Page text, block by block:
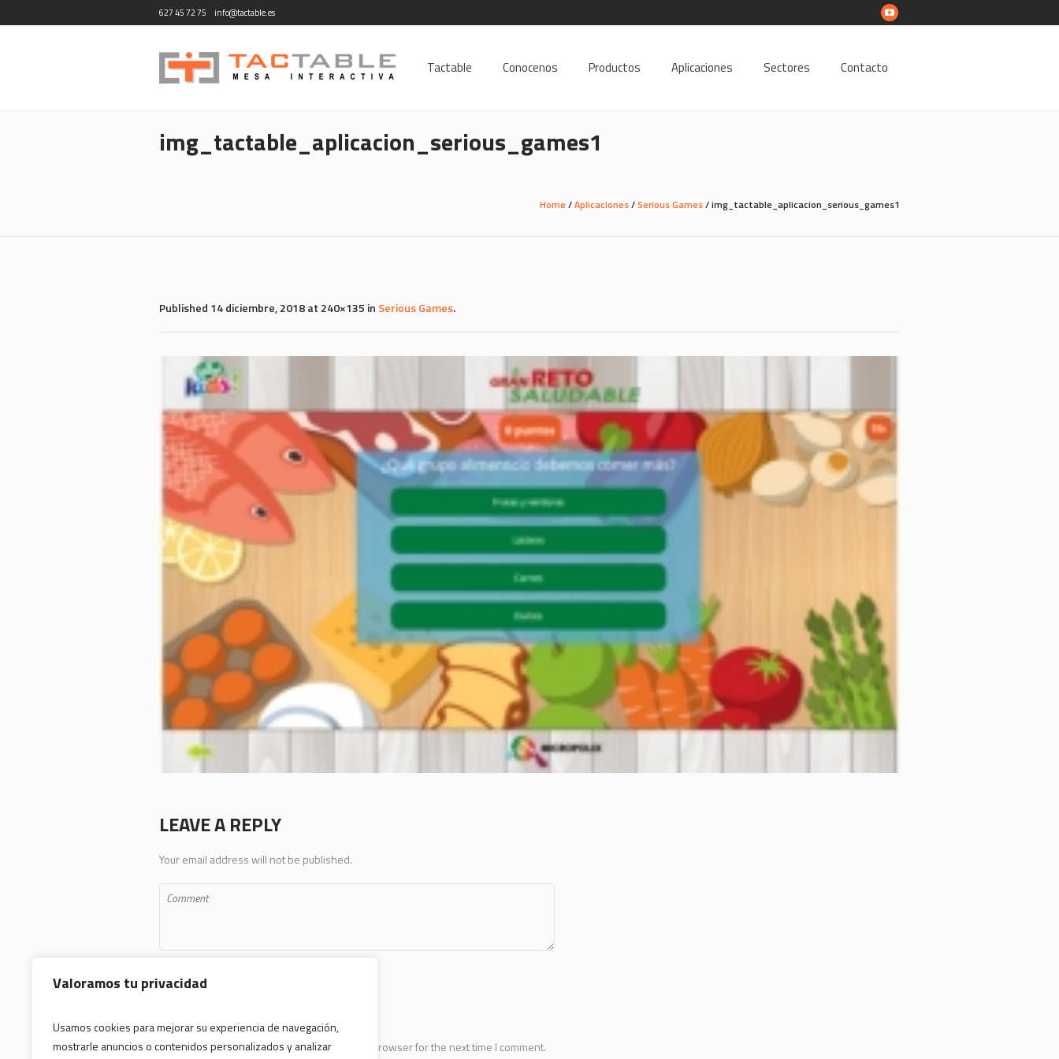
Valoramos tu privacidad
Usamos cookies para mejorar su experiencia de navegación,
mostrarle anuncios o contenidos personalizados y analizar
627 45 72 75 info@tactable.es
Tactable Conocenos Productos Aplicaciones Sectores Contacto
img_tactable_aplicacion_serious_games1
Home /Aplicaciones/Serious Games/img_tactable_aplicacion_serious_games1
Published 14 diciembre, 2018at 240×135 in Serious Games.
LEAVE A REPLY
Your email address will not be published.
Save my name, email, and website in this browser for the next time I comment.